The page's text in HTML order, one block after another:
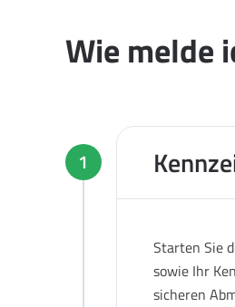
Wie melde
1
Starten Sie
sowie Ihr
sicheren